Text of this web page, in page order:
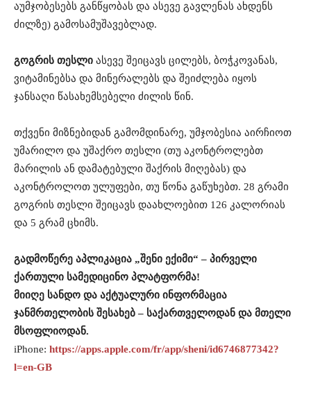
აუმჯობესებს განწყობას და ასევე გავლენას ახდენს
ძილზე) გამოსამუშავებლად.
გოგრის თესლი ასევე შეიცავს ცილებს, ბოჭკოვანას,
ვიტამინებსა და მინერალებს და შეიძლება იყოს
ჯანსაღი წასახემსებელი ძილის წინ.
თქვენი მიზნებიდან გამომდინარე, უმჯობესია აირჩიოთ
უმარილო და უშაქრო თესლი (თუ აკონტროლებთ
მარილის ან დამატებული შაქრის მიღებას) და
აკონტროლოთ ულუფები, თუ წონა გაწუხებთ. 28 გრამი
გოგრის თესლი შეიცავს დაახლოებით 126 კალორიას
და 5 გრამ ცხიმს.
გადმოწერე აპლიკაცია „შენი ექიმი“ – პირველი
ქართული სამედიცინო პლატფორმა!
მიიღე სანდო და აქტუალური ინფორმაცია
ჯანმრთელობის შესახებ – საქართველოდან და მთელი
მსოფლიოდან.
iPhone: https://apps.apple.com/fr/app/sheni/id6746877342?
l=en-GB